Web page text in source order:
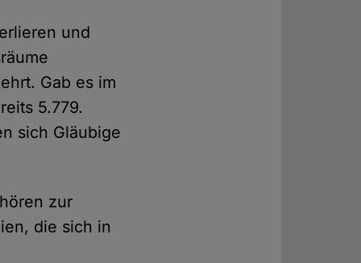
und
Gab es im
5.779.
sich Gläubige
zur
die sich in